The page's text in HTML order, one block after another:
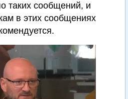
таких сообщений, и
в этих сообщениях